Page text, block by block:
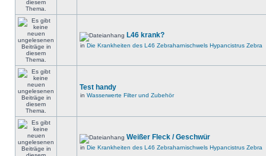
L46 krank?
in Die Krankheiten des L46 Zebraharnischwels Hypancistrus Zebra
Test handy
in Wasserwerte Filter und Zubehör
Weißer Fleck / Geschwür
in Die Krankheiten des L46 Zebraharnischwels Hypancistrus Zebra